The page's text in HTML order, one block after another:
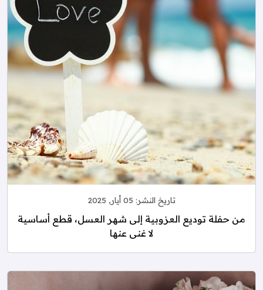
تاريخ النشر: 05 أيار, 2025
من حفلة توديع العزوبية إلى شهر العسل، قطع أساسية
لا غنى عنها